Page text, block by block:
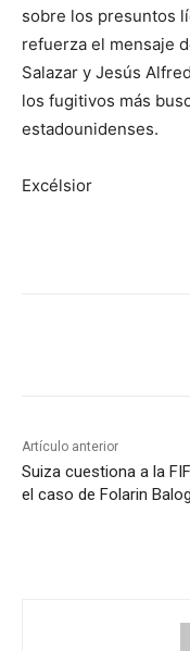
sobre los presuntos
refuerza el mensaje
Salazar y Jesús
los fugitivos más
estadounidenses.
Excélsior
Artículo anterior
Suiza cuestiona a la
el caso de Folarin